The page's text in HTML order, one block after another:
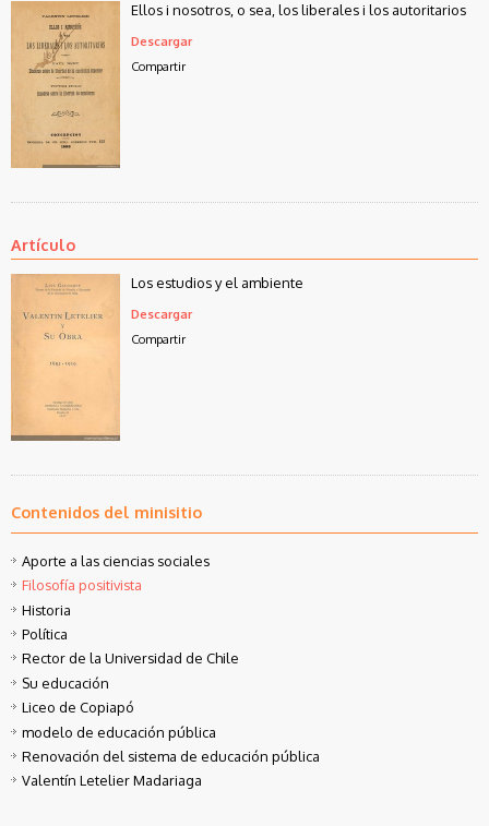
Ellos i nosotros, o sea, los liberales i los autoritarios
Descargar
Compartir
Artículo
Los estudios y el ambiente
Descargar
Compartir
Contenidos del minisitio
Aporte a las ciencias sociales
Filosofía positivista
Historia
Política
Rector de la Universidad de Chile
Su educación
Liceo de Copiapó
modelo de educación pública
Renovación del sistema de educación pública
Valentín Letelier Madariaga